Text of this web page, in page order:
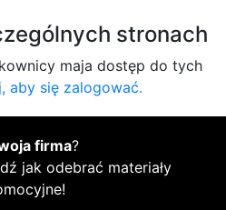
stronach
maja dostęp do tych
aby się zalogować.
firma?
jak odebrać materiały